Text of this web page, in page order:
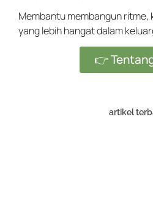
Membantu membangun ritme,
yang lebih hangat dalam
👉
artikel